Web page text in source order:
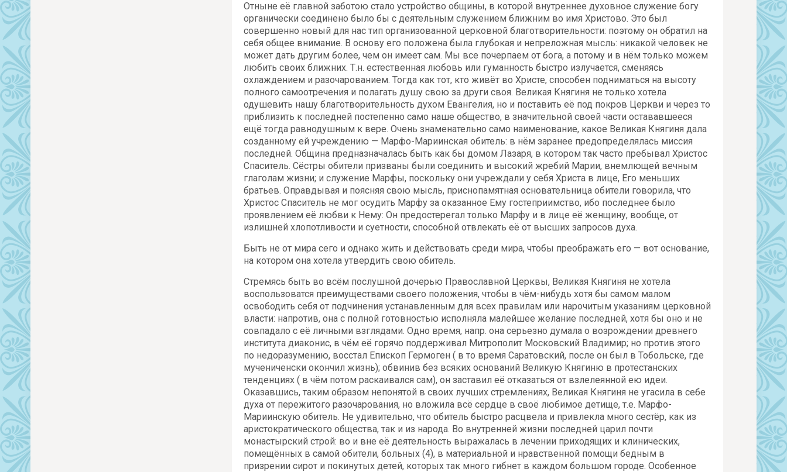
Отныне её главной заботою стало устройство общины, в которой внутреннее духовное служение богу
органически соединено было бы с деятельным служением ближним во имя Христово. Это был
совершенно новый для нас тип организованной церковной благотворительности: поэтому он обратил на
себя общее внимание. В основу его положена была глубокая и непреложная мысль: никакой человек не
может дать другим более, чем он имеет сам. Мы все почерпаем от бога, а потому и в нём только можем
любить своих ближних. Т.н. естественная любовь или гуманность быстро излучается, сменяясь
охлаждением и разочарованием. Тогда как тот, кто живёт во Христе, способен подниматься на высоту
полного самоотречения и полагать душу свою за други своя. Великая Княгиня не только хотела
одушевить нашу благотворительность духом Евангелия, но и поставить её под покров Церкви и через то
приблизить к последней постепенно само наше общество, в значительной своей части остававшееся
ещё тогда равнодушным к вере. Очень знаменательно само наименование, какое Великая Княгиня дала
созданному ей учреждению — Марфо-Мариинская обитель: в нём заранее предопределялась миссия
последней. Община предназначалась быть как бы домом Лазаря, в котором так часто пребывал Христос
Спаситель. Сёстры обители призваны были соединить и высокий жребий Марии, внемлющей вечным
глаголам жизни; и служение Марфы, поскольку они учреждали у себя Христа в лице, Его меньших
братьев. Оправдывая и поясняя свою мысль, приснопамятная основательница обители говорила, что
Христос Спаситель не мог осудить Марфу за оказанное Ему гостеприимство, ибо последнее было
проявлением её любви к Нему: Он предостерегал только Марфу и в лице её женщину, вообще, от
излишней хлопотливости и суетности, способной отвлекать её от высших запросов духа.
Быть не от мира сего и однако жить и действовать среди мира, чтобы преображать его — вот основание,
на котором она хотела утвердить свою обитель.
Стремясь быть во всём послушной дочерью Православной Церквы, Великая Княгиня не хотела
воспользоватся преимуществами своего положения, чтобы в чём-нибудь хотя бы самом малом
освободить себя от подчинения устанавленным для всех правилам или нарочитым указаниям церковной
власти: напротив, она с полной готовностью исполняла малейшее желание последней, хотя бы оно и не
совпадало с её личными взглядами. Одно время, напр. она серьезно думала о возрождении древнего
института диаконис, в чём её горячо поддерживал Митрополит Московский Владимир; но против этого
по недоразумению, восстал Епископ Гермоген ( в то время Саратовский, после он был в Тобольске, где
мучениченски окончил жизнь); обвинив без всяких оснований Великую Княгиню в протестанских
тенденциях ( в чём потом раскаивался сам), он заставил её отказаться от взлелеянной ею идеи.
Оказавшись, таким образом непонятой в своих лучших стремлениях, Великая Княгиня не угасила в себе
духа от пережитого разочарования, но вложила всё сердце в своё любимое детище, т.е. Марфо-
Мариинскую обитель. Не удивительно, что обитель быстро расцвела и привлекла много сестёр, как из
аристократического общества, так и из народа. Во внутренней жизни последней царил почти
монастырский строй: во и вне её деятельность выражалась в лечении приходящих и клинических,
помещённых в самой обители, больных (4), в материальной и нравственной помощи бедным в
призрении сирот и покинутых детей, которых так много гибнет в каждом большом городе. Особенное